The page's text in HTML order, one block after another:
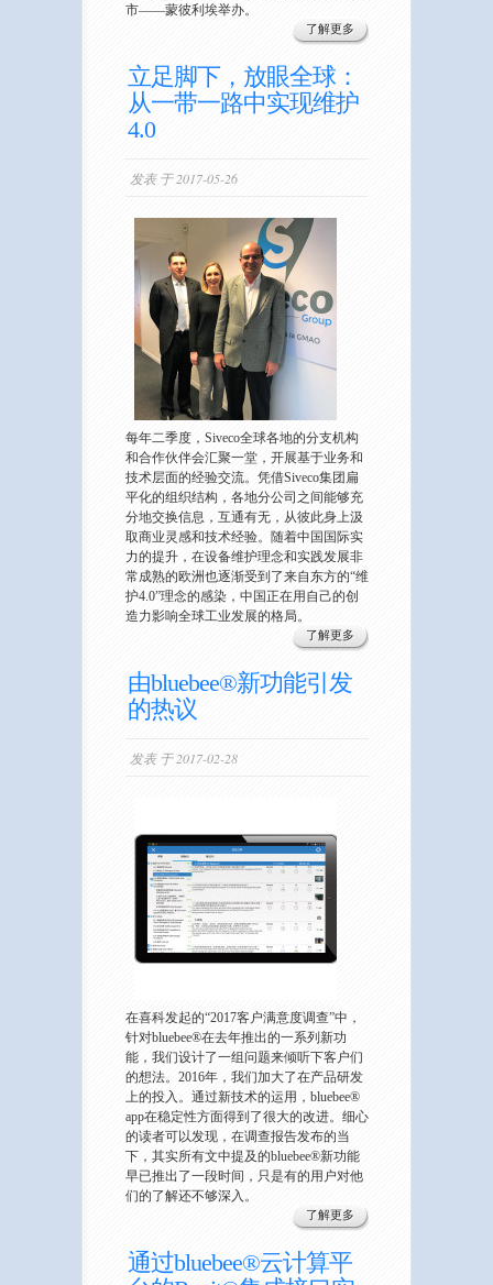
市——蒙彼利埃举办。
了解更多
立足脚下，放眼全球：
从一带一路中实现维护
4.0
发表 于 2017-05-26
每年二季度，Siveco全球各地的分支机构
和合作伙伴会汇聚一堂，开展基于业务和
技术层面的经验交流。凭借Siveco集团扁
平化的组织结构，各地分公司之间能够充
分地交换信息，互通有无，从彼此身上汲
取商业灵感和技术经验。随着中国国际实
力的提升，在设备维护理念和实践发展非
常成熟的欧洲也逐渐受到了来自东方的“维
护4.0”理念的感染，中国正在用自己的创
造力影响全球工业发展的格局。
了解更多
由bluebee®新功能引发
的热议
发表 于 2017-02-28
在喜科发起的“2017客户满意度调查”中，
针对bluebee®在去年推出的一系列新功
能，我们设计了一组问题来倾听下客户们
的想法。2016年，我们加大了在产品研发
上的投入。通过新技术的运用，bluebee®
app在稳定性方面得到了很大的改进。细心
的读者可以发现，在调查报告发布的当
下，其实所有文中提及的bluebee®新功能
早已推出了一段时间，只是有的用户对他
们的了解还不够深入。
了解更多
通过bluebee®云计算平